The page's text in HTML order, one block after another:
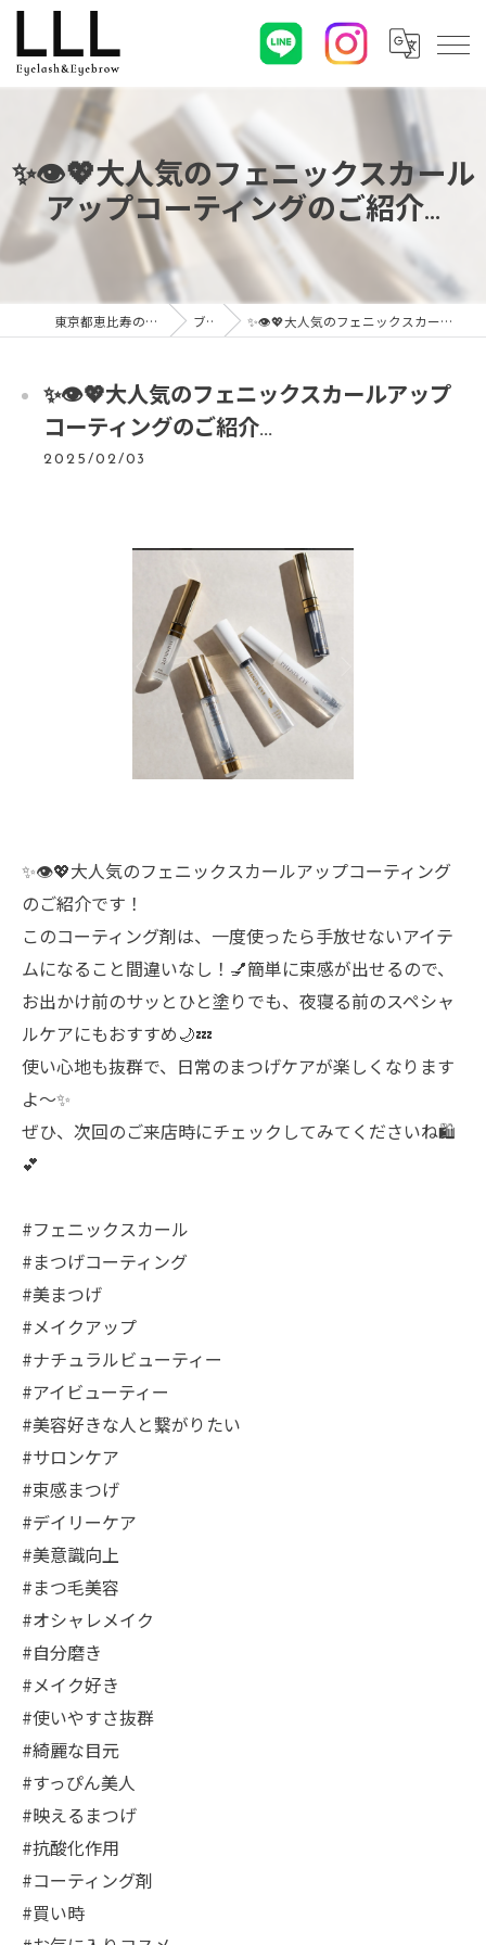
✨👁️💖大人気のフェニックスカール
アップコーティングのご紹介...
東京都恵比寿のマツエクならLLL ブログ ✨👁️💖大人気のフェニックスカールアップコーティングのご紹介...
✨👁️💖大人気のフェニックスカールアップ
コーティングのご紹介...
2025/02/03
✨👁️💖大人気のフェニックスカールアップコーティング
のご紹介です！
このコーティング剤は、一度使ったら手放せないアイテ
ムになること間違いなし！💅簡単に束感が出せるので、
お出かけ前のサッとひと塗りでも、夜寝る前のスペシャ
ルケアにもおすすめ🌙💤
使い心地も抜群で、日常のまつげケアが楽しくなります
よ～✨
ぜひ、次回のご来店時にチェックしてみてくださいね🛍️
💕
#フェニックスカール
#まつげコーティング
#美まつげ
#メイクアップ
#ナチュラルビューティー
#アイビューティー
#美容好きな人と繋がりたい
#サロンケア
#束感まつげ
#デイリーケア
#美意識向上
#まつ毛美容
#オシャレメイク
#自分磨き
#メイク好き
#使いやすさ抜群
#綺麗な目元
#すっぴん美人
#映えるまつげ
#抗酸化作用
#コーティング剤
#買い時